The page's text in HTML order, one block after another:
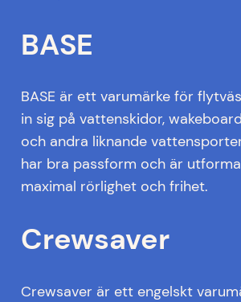
BASE
BASE är ett varumärke för
in sig på vattenskidor,
och andra liknande
har bra passform och är
maximal rörlighet och frihet.
Crewsaver
Crewsaver är ett engelskt